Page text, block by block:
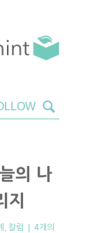
의 나
지
칼럼 | 4개의